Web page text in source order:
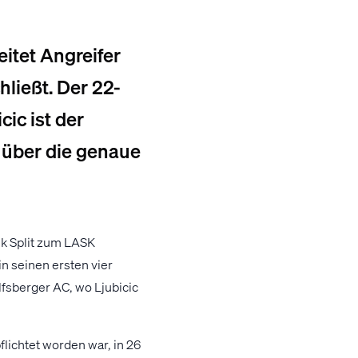
Angreifer
Der 22-
ist der
die genaue
Split zum LASK
seinen ersten vier
AC, wo Ljubicic
worden war, in 26